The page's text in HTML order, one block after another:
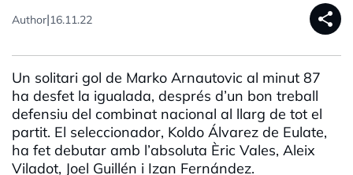
Author|16.11.22 share
Un solitari gol de Marko Arnautovic al minut 87
ha desfet la igualada, després d’un bon treball
defensiu del combinat nacional al llarg de tot el
partit. El seleccionador, Koldo Álvarez de Eulate,
ha fet debutar amb l’absoluta Èric Vales, Aleix
Viladot, Joel Guillén i Izan Fernández.